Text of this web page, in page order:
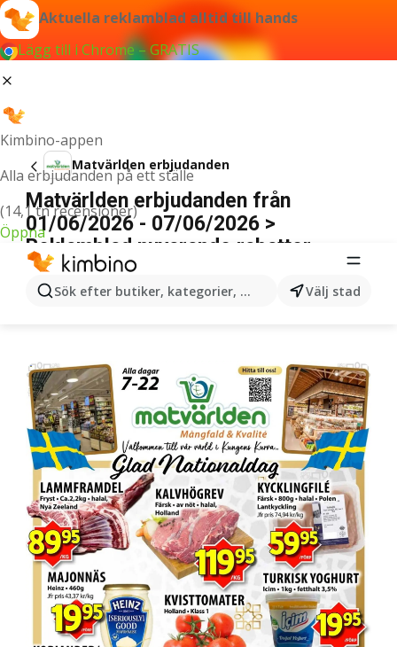
Aktuella reklamblad alltid till hands
Lägg till i Chrome – GRATIS
Kimbino-appen
Alla erbjudanden på ett ställe
(14,1 tn recensioner)
Öppna
Sök efter butiker, kategorier, produkter...Välj stad
Matvärlden erbjudanden
Matvärlden erbjudanden från
01/06/2026 - 07/06/2026 >
Reklamblad nuvarande rabatter